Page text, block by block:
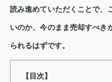
読み進めていただくことで、
いのか、今のまま売却すべき
られるはずです。
【目次】